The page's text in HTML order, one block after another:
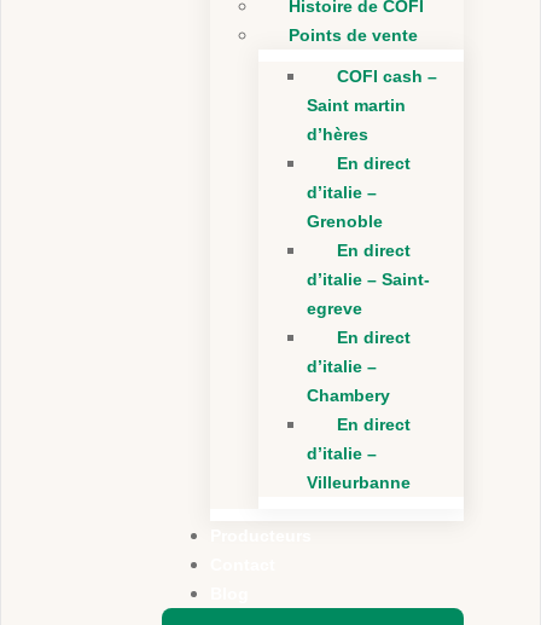
Histoire de COFI
Points de vente
COFI cash –
Saint martin
d’hères
En direct
d’italie –
Grenoble
En direct
d’italie – Saint-
egreve
En direct
d’italie –
Chambery
En direct
d’italie –
Villeurbanne